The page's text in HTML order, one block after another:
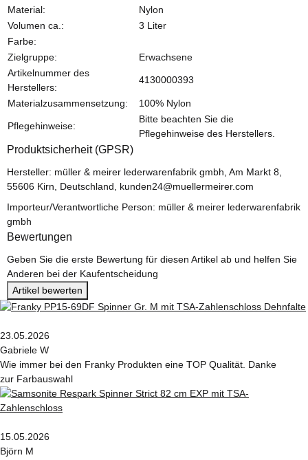
Material:
Nylon
Volumen ca.:
3 Liter
Farbe:
Zielgruppe:
Erwachsene
Artikelnummer des
Herstellers:
4130000393
Materialzusammensetzung: 100% Nylon
Pflegehinweise:
Bitte beachten Sie die
Pflegehinweise des Herstellers.
Produktsicherheit (GPSR)
Hersteller: müller & meirer lederwarenfabrik gmbh, Am Markt 8,
55606 Kirn, Deutschland, kunden24@muellermeirer.com
Importeur/Verantwortliche Person: müller & meirer lederwarenfabrik
gmbh
Bewertungen
Geben Sie die erste Bewertung für diesen Artikel ab und helfen Sie
Anderen bei der Kaufentscheidung
Artikel bewerten
23.05.2026
Gabriele W
Wie immer bei den Franky Produkten eine TOP Qualität. Danke
zur Farbauswahl
15.05.2026
Björn M